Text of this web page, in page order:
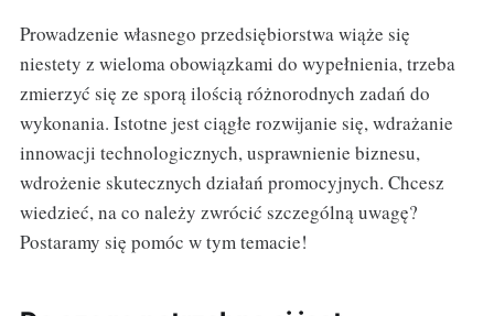
Prowadzenie własnego przedsiębiorstwa wiąże się
niestety z wieloma obowiązkami do wypełnienia, trzeba
zmierzyć się ze sporą ilością różnorodnych zadań do
wykonania. Istotne jest ciągłe rozwijanie się, wdrażanie
innowacji technologicznych, usprawnienie biznesu,
wdrożenie skutecznych działań promocyjnych. Chcesz
wiedzieć, na co należy zwrócić szczególną uwagę?
Postaramy się pomóc w tym temacie!